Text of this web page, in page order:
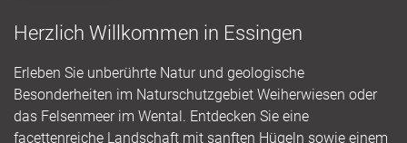
Herzlich Willkommen in Essingen
Erleben Sie unberührte Natur und geologische
Besonderheiten im Naturschutzgebiet Weiherwiesen oder
das Felsenmeer im Wental. Entdecken Sie eine
facettenreiche Landschaft mit sanften Hügeln sowie einem